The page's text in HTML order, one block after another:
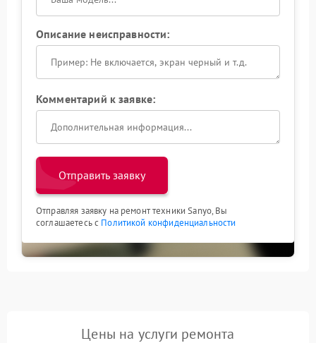
Описание неисправности:
Комментарий к заявке:
Отправить заявку
Отправляя заявку на ремонт техники Sanyo, Вы
соглашаетесь с Политикой конфиденциальности
Цены на услуги ремонта